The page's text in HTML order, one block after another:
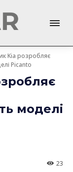
Kia розробляє
Picanto
моделі
23